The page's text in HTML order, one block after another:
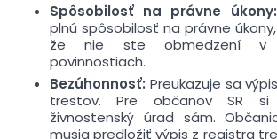
Spôsobilosť na právne úkony:
plnú spôsobilosť na právne
že nie ste obmedzení v
povinnostiach.
Bezúhonnosť: Preukazuje sa
trestov. Pre občanov SR
živnostenský úrad sám.
musia predložiť výpis z registra